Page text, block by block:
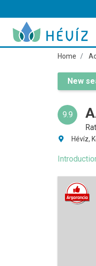
Home
New
9.9
Hévíz,